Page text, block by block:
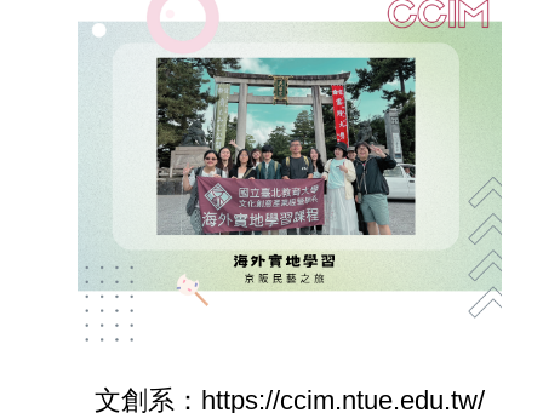
文創系：https://ccim.ntue.edu.tw/